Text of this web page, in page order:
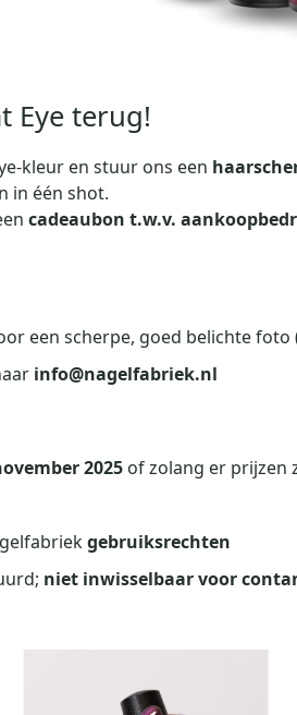
Eye terug!
kleur en stuur ons een
in één shot.
cadeaubon t.w.v.
een scherpe, goed belichte
info@nagelfabriek.nl
2025 of zolang er prijzen
gebruiksrechten
niet inwisselbaar voor